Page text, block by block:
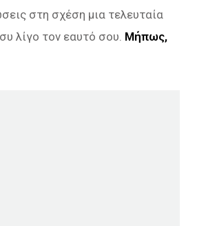
στη σχέση μια τελευταία
λίγο τον εαυτό σου. Μήπως,